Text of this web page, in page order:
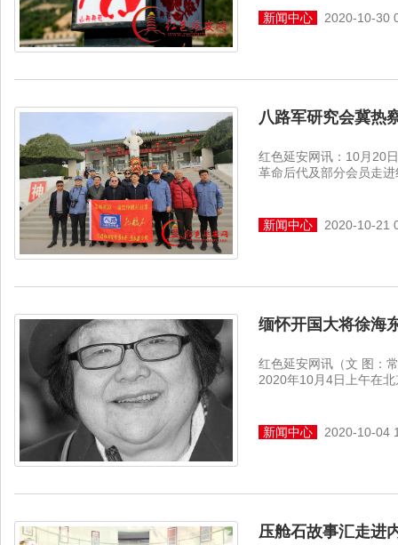
新闻中心 2020-10-30
八路军研究会冀热
红色延安网讯：10月20
革命后代及部分会员走
新闻中心 2020-10-21
缅怀开国大将徐海
红色延安网讯（文 图：
2020年10月4日上午在
新闻中心 2020-10-04
压舱石故事汇走进